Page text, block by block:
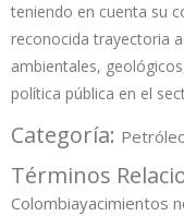
teniendo en cuenta su
reconocida trayectoria
ambientales,
política pública en el
Categoría:
Términos
Colombiayacimientos